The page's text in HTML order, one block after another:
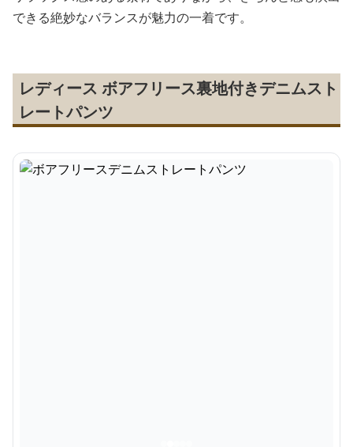
できる絶妙なバランスが魅力の一着です。
レディース ボアフリース裏地付きデニムスト
レートパンツ